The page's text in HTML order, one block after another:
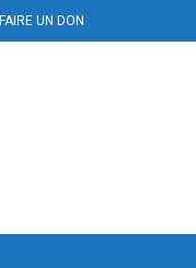
FAIRE UN DON